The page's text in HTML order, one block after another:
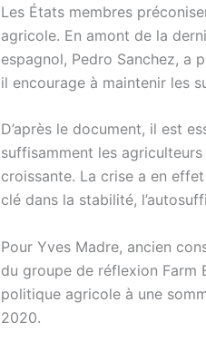
Les États membres
agricole. En amont de la
espagnol, Pedro Sanchez, a
il encourage à maintenir les
D’après le document, il est
suffisamment les agriculteurs
croissante. La crise a en
clé dans la stabilité,
Pour Yves Madre, ancien
du groupe de réflexion Farm
politique agricole à une
2020.